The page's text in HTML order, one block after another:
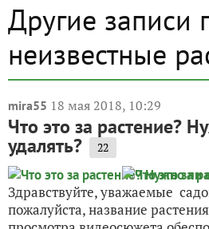
Другие записи
неизвестные
mira55 18 мая 2018, 10:29
Что это за растение?
удалять? 22
Здравствуйте, уважаемые
пожалуйста, название